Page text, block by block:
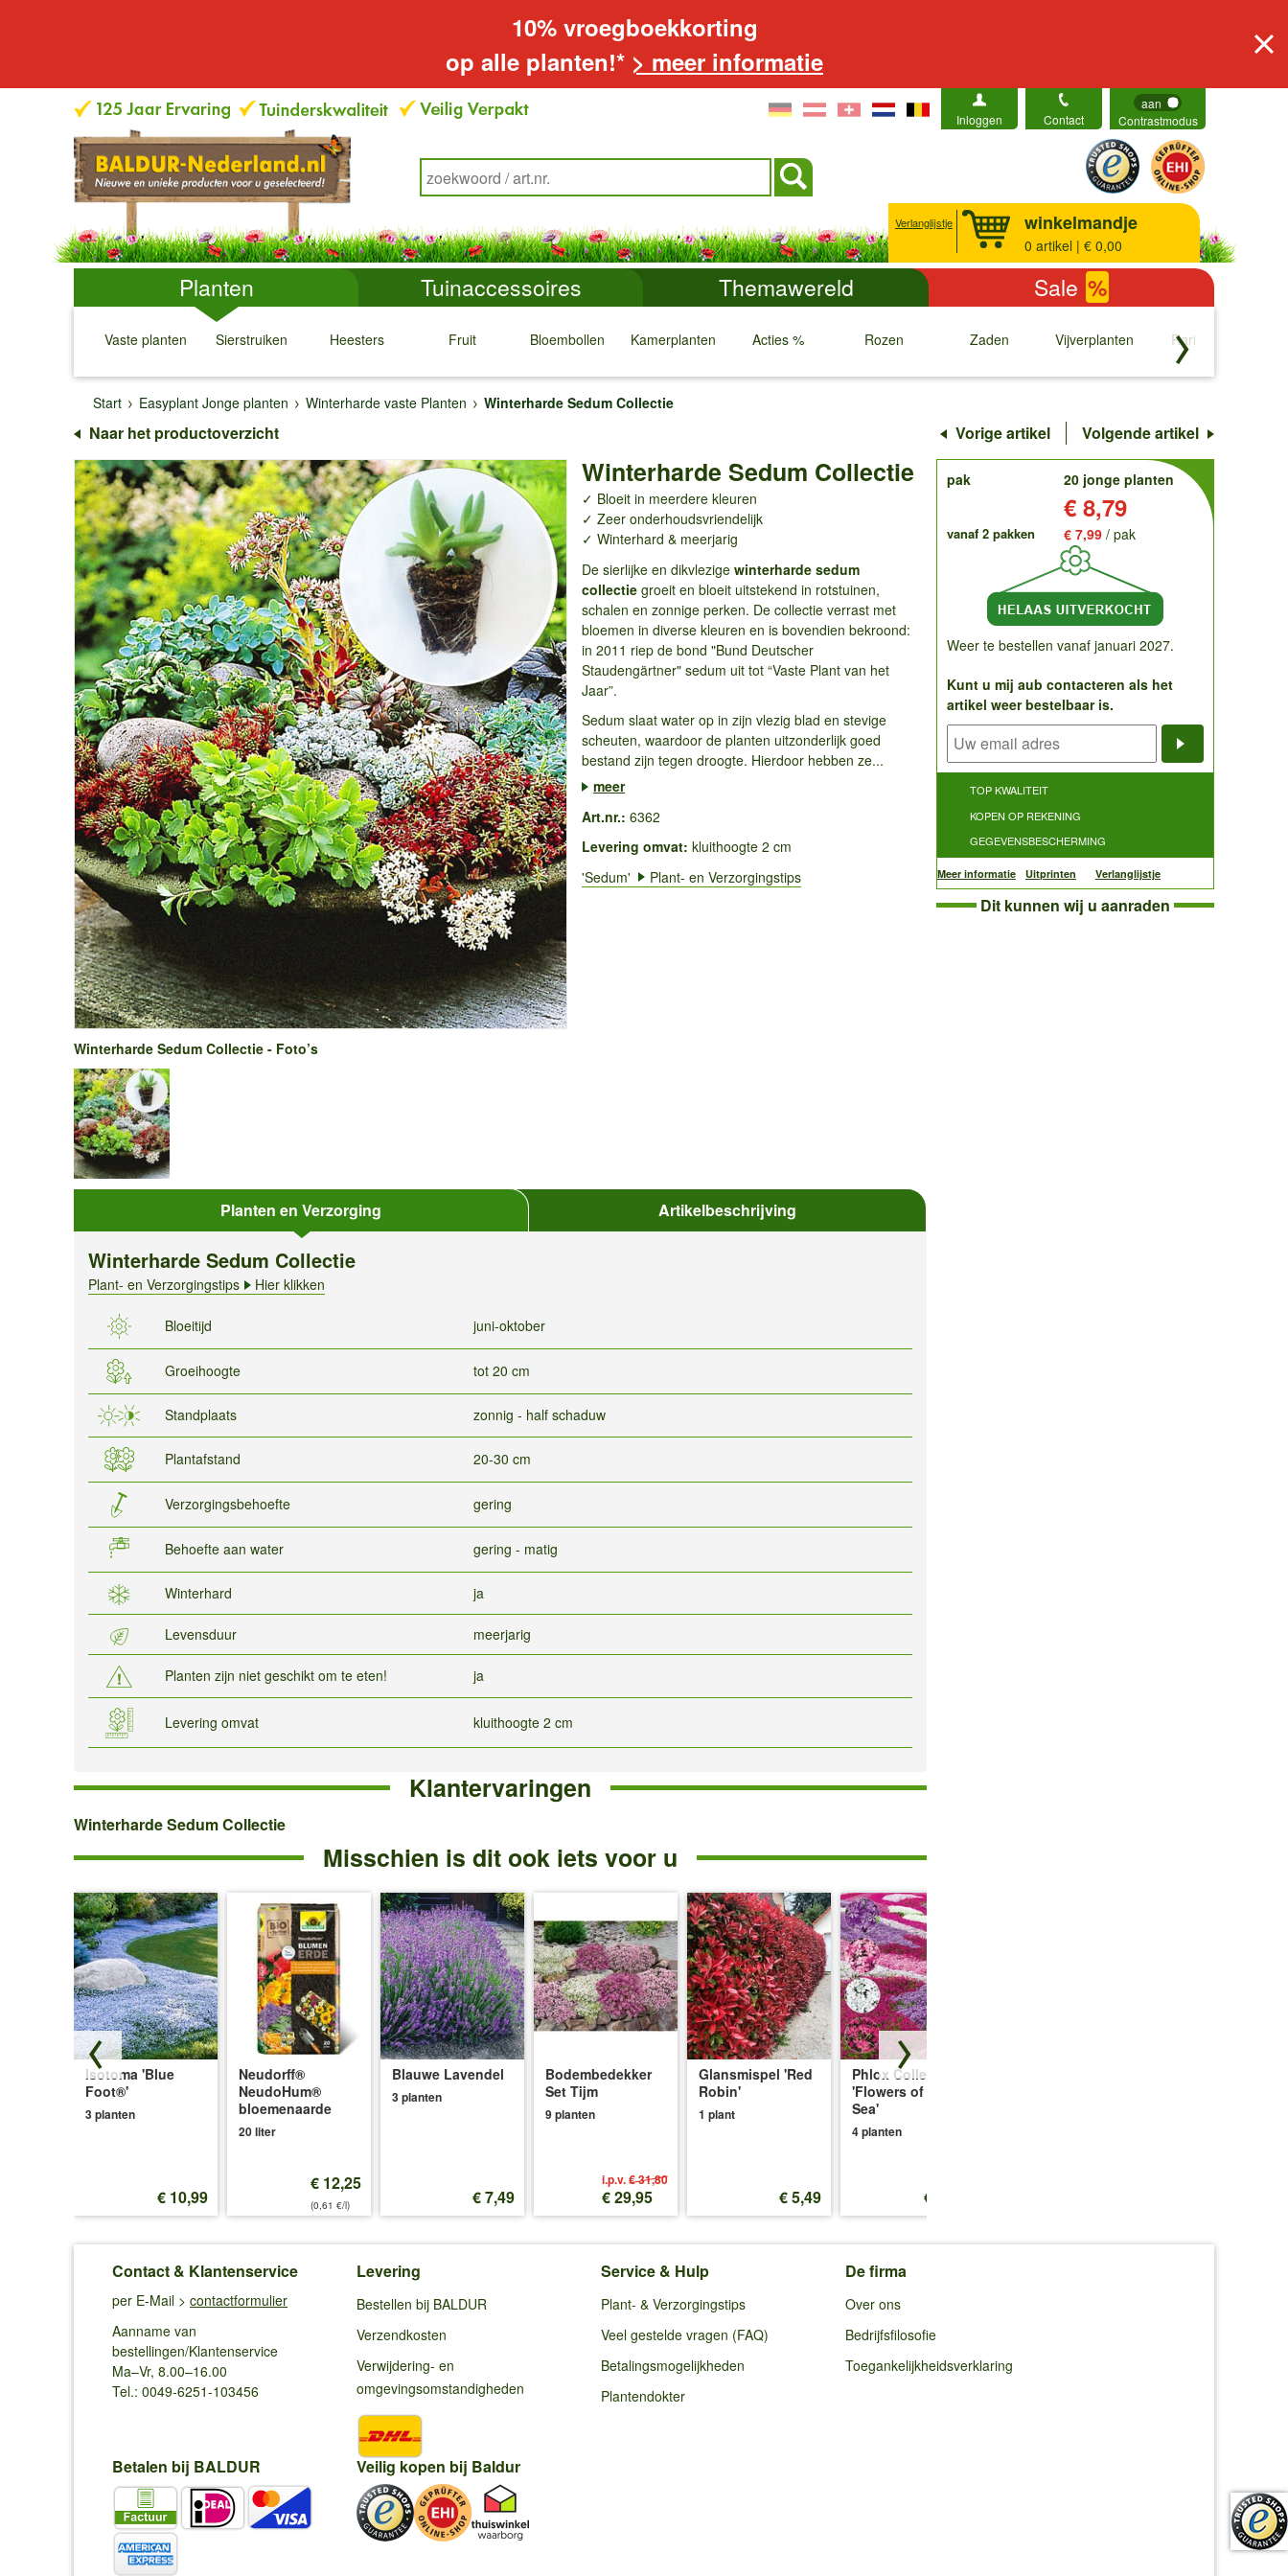
10% vroegboekkorting
op alle planten!* > meer informatie
Inloggen Contact
aan
Contrastmodus
Verlanglijstje winkelmandje
0 artikel | € 0,00
Planten Tuinaccessoires Themawereld Sale %
Vaste planten
↓
Sierstruiken
↓
Heesters
↓
Fruit
↓
Bloembollen
↓
Kamerplanten
↓
Acties %
↓
Rozen
↓
Zaden
↓
Vijverplanten
↓
Rariteiten
↓
Start
Easyplant Jonge planten Winterharde vaste Planten Winterharde Sedum Collectie
Naar het productoverzicht Vorige artikel Volgende artikel
Winterharde Sedum Collectie
✓ Bloeit in meerdere kleuren
✓ Zeer onderhoudsvriendelijk
✓ Winterhard & meerjarig
De sierlijke en dikvlezige winterharde sedum
collectiegroeit en bloeit uitstekend in rotstuinen,
schalen en zonnige perken. De collectie verrast met
bloemen in diverse kleuren en is bovendien bekroond:
in 2011 riep de bond "Bund Deutscher
Staudengärtner" sedum uit tot “Vaste Plant van het
Jaar”.
Sedum slaat water op in zijn vlezig blad en stevige
scheuten, waardoor de planten uitzonderlijk goed
bestand zijn tegen droogte. Hierdoor hebben ze...
meer
Art.nr.: 6362
Levering omvat: kluithoogte 2 cm
'Sedum'
Plant- en Verzorgingstips
Winterharde Sedum Collectie - Foto’s
Planten en Verzorging Artikelbeschrijving
Winterharde Sedum Collectie
Plant- en Verzorgingstips Hier klikken
Bloeitijd juni-oktober
Groeihoogte tot 20 cm
Standplaats zonnig - half schaduw
Plantafstand 20-30 cm
Verzorgingsbehoefte gering
Behoefte aan water gering - matig
Winterhard ja
Levensduur meerjarig
Planten zijn niet geschikt om te eten! ja
Levering omvat kluithoogte 2 cm
Klantervaringen
Winterharde
Winterharde Sedum Collectie
Misschien is dit ook iets voor u
Isotoma 'Blue
Foot®'
3 planten
€ 10,99
Neudorff®
NeudoHum®
bloemenaarde
20 liter
€ 12,25
(0,61 €/l)
Blauwe Lavendel
3 planten
€ 7,49
Bodembedekker
Set Tijm
9 planten
i.p.v.€ 31,80
€ 29,95
Glansmispel 'Red
Robin'
1 plant
€ 5,49
Phlox Collectie
'Flowers of the
Sea'
4 planten
€ 13,25
order
pak
20 jonge planten
€ 8,79
vanaf 2 pakken € 7,99 / pak
Weer te bestellen vanaf januari 2027.
Kunt u mij aub contacteren als het
artikel weer bestelbaar is.
TOP KWALITEIT
KOPEN OP REKENING
GEGEVENSBESCHERMING
Meer informatie Uitprinten Verlanglijstje
Dit kunnen wij u aanraden
Contact & Klantenservice
per E-Mail > contactformulier
Aanname van
bestellingen/Klantenservice
Ma–Vr, 8.00–16.00
Tel.: 0049-6251-103456
Levering
Bestellen bij BALDUR
Verzendkosten
Verwijdering- en
omgevingsomstandigheden
Service & Hulp
Plant- & Verzorgingstips
Veel gestelde vragen (FAQ)
Betalingsmogelijkheden
Plantendokter
De firma
Over ons
Bedrijfsfilosofie
Toegankelijkheidsverklaring
Betalen bij BALDUR Veilig kopen bij Baldur